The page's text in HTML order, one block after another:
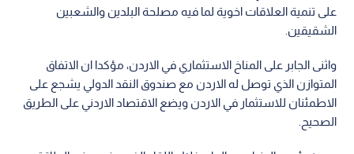
على تنمية العلاقات اخوية لما فيه مصلحة البلدين والشعبين
الشقيقين.
واثنى الجابر على المناخ الاستثماري في الاردن، مؤكدا ان الاتفاق
المتوازن الذي توصل له الاردن مع صندوق النقد الدولي يشجع على
الاطمئنان للاستثمار في الاردن ويضع الاقتصاد الاردني على الطريق
الصحيح.